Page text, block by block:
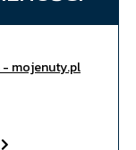
- mojenuty.pl